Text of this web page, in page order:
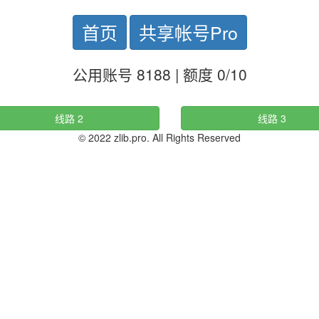
首页 共享帐号Pro
公用账号 8188 | 额度 0/10
线路 2
线路 3
© 2022 zlib.pro. All Rights Reserved